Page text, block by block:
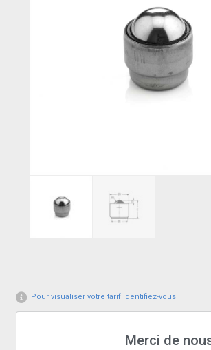
Pour visualiser votre tarif identifiez-vous
Merci de